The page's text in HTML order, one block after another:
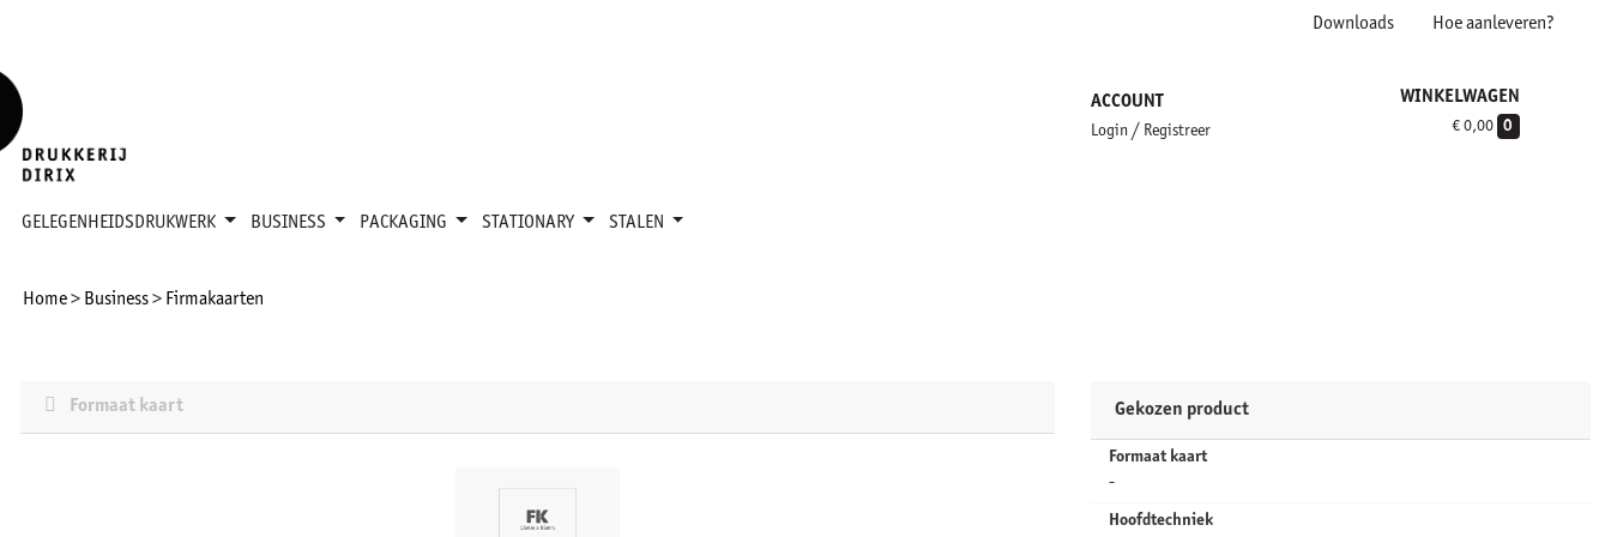
Downloads Hoe aanleveren?
ACCOUNT
Login / Registreer
WINKELWAGEN
€ 0,00 0
GELEGENHEIDSDRUKWERK BUSINESS PACKAGING STATIONARY STALEN
Home> Business> Firmakaarten
Formaat kaart Gekozen product
Formaat kaart
-
Hoofdtechniek